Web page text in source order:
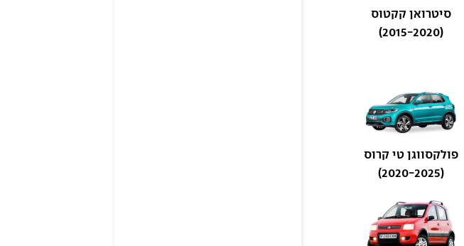
סיטרואן קקטוס
(2015-2020)
פולקסווגן טי קרוס
(2020-2025)